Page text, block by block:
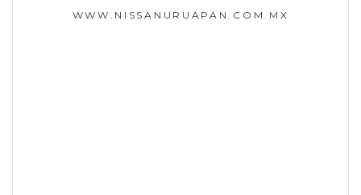
WWW.NISSANURUAPAN.COM.MX